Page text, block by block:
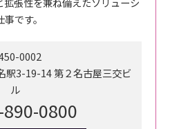
です。
0002
駅3-19-14 第２名古屋三交ビ
ル
0800